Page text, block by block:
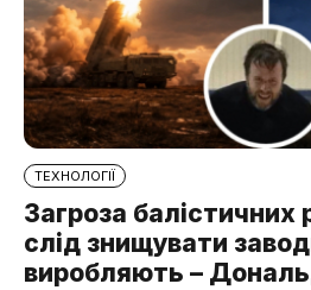
ТЕХНОЛОГІЇ
Загроза балістичних
слід знищувати
виробляють –